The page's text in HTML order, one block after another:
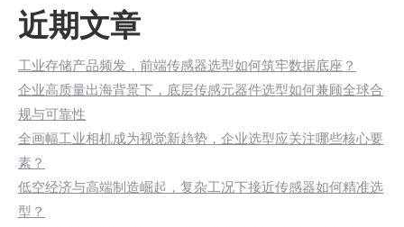
近期文章
工业存储产品频发，前端传感器选型如何筑牢数据底座？
企业高质量出海背景下，底层传感元器件选型如何兼顾全球合
规与可靠性
全画幅工业相机成为视觉新趋势，企业选型应关注哪些核心要
素？
低空经济与高端制造崛起，复杂工况下接近传感器如何精准选
型？